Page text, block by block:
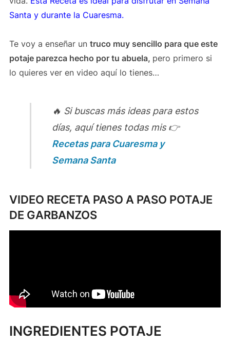
Santa y durante la Cuaresma.
Te voy a enseñar un truco muy sencillo para que este
potaje parezca hecho por tu abuela, pero primero si
lo quieres ver en video aquí lo tienes…
🔥 Si buscas más ideas para estos
días, aquí tienes todas mis 👉
Recetas para Cuaresma y
Semana Santa
VIDEO RECETA PASO A PASO POTAJE
DE GARBANZOS
INGREDIENTES POTAJE